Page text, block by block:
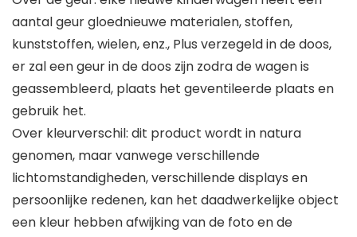
aantal geur gloednieuwe materialen, stoffen,
kunststoffen, wielen, enz., Plus verzegeld in de doos,
er zal een geur in de doos zijn zodra de wagen is
geassembleerd, plaats het geventileerde plaats en
gebruik het.
Over kleurverschil: dit product wordt in natura
genomen, maar vanwege verschillende
lichtomstandigheden, verschillende displays en
persoonlijke redenen, kan het daadwerkelijke object
een kleur hebben afwijking van de foto en de